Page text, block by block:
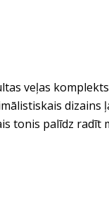
veļas
dizains
tonis palīdz radīt